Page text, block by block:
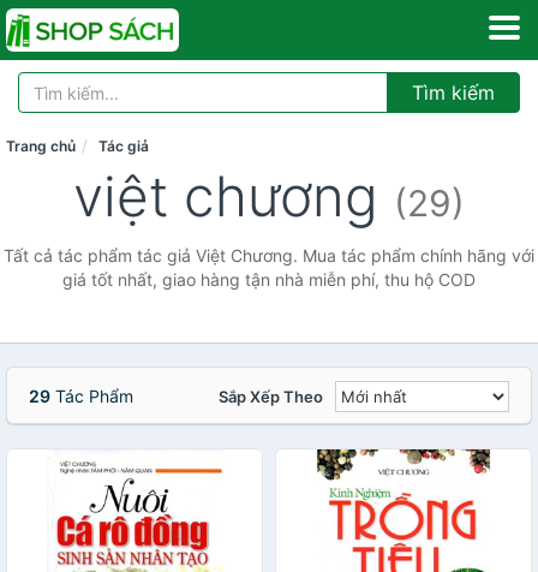
Tìm kiếm
Trang chủ Tác giả
việt chương (29)
Tất cả tác phẩm tác giả Việt Chương. Mua tác phẩm chính hãng với
giá tốt nhất, giao hàng tận nhà miễn phí, thu hộ COD
29 Tác Phẩm Sắp Xếp Theo